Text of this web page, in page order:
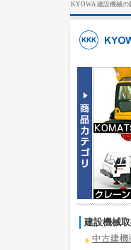
KYOWA 建設機械の
建設機械
中古建機